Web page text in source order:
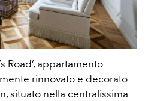
Road’, appartamento
rinnovato e decorato
situato nella centralissima